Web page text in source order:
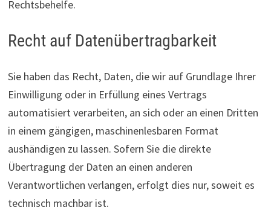
Rechtsbehelfe.
Recht auf Daten­übertrag­barkeit
Sie haben das Recht, Daten, die wir auf Grundlage Ihrer
Einwilligung oder in Erfüllung eines Vertrags
automatisiert verarbeiten, an sich oder an einen Dritten
in einem gängigen, maschinenlesbaren Format
aushändigen zu lassen. Sofern Sie die direkte
Übertragung der Daten an einen anderen
Verantwortlichen verlangen, erfolgt dies nur, soweit es
technisch machbar ist.